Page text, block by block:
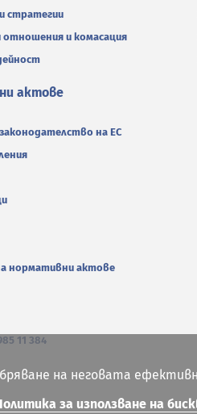
стратегии
отношения и комасация
актове
на ЕС
нормативни актове
11 384
на неговата
за използване на